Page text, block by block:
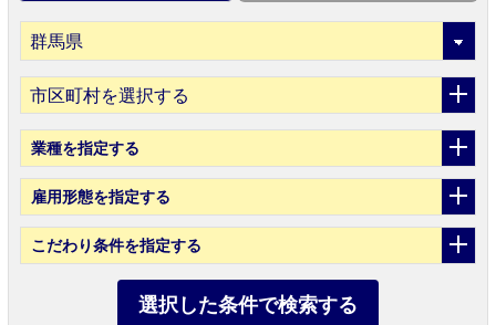
市区町村を選択する
業種を指定する
雇用形態を指定する
こだわり条件を指定する
選択した条件で検索する